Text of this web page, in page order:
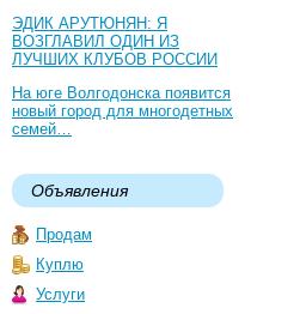
ЭДИК АРУТЮНЯН: Я
ВОЗГЛАВИЛ ОДИН ИЗ
ЛУЧШИХ КЛУБОВ РОССИИ
На юге Волгодонска появится
новый город для многодетных
семей…
Объявления
Продам
Куплю
Услуги